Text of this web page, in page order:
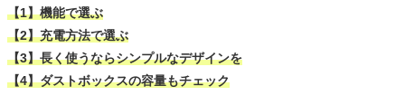
【1】機能で選ぶ
【2】充電方法で選ぶ
【3】長く使うならシンプルなデザインを
【4】ダストボックスの容量もチェック